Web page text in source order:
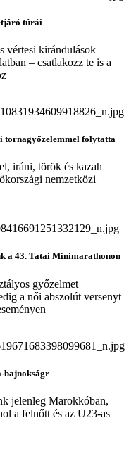
túrái
vértesi kirándulások
– csatlakozz te is a
tornagyőzelemmel folytatta
iráni, török és kazah
nemzetközi
a 43. Tatai Minimarathonon
győzelmet
a női abszolút versenyt
bajnokságr
jelenleg Marokkóban,
a felnőtt és az U23-as